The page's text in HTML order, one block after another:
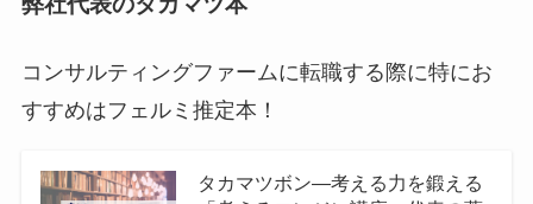
コンサルティングファームに転職する際に特にお
すすめはフェルミ推定本！
タカマツボン—考える力を鍛える